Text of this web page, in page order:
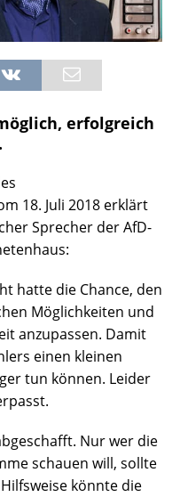
erfolgreich
18. Juli 2018 erklärt
Sprecher der AfD-
hatte die Chance, den
Möglichkeiten und
anzupassen. Damit
einen kleinen
tun können. Leider
Nur wer die
schauen will, sollte
könnte die